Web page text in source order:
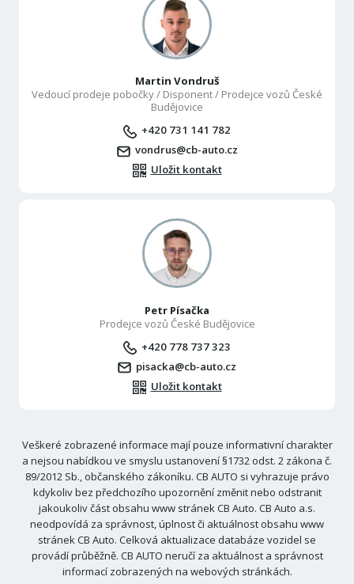
Martin Vondruš
Vedoucí prodeje pobočky / Disponent / Prodejce vozů České
Budějovice
+420 731 141 782
vondrus@cb-auto.cz
Uložit kontakt
Petr Písačka
Prodejce vozů České Budějovice
+420 778 737 323
pisacka@cb-auto.cz
Uložit kontakt
Veškeré zobrazené informace mají pouze informativní charakter
a nejsou nabídkou ve smyslu ustanovení §1732 odst. 2 zákona č.
89/2012 Sb., občanského zákoníku. CB AUTO si vyhrazuje právo
kdykoliv bez předchozího upozornění změnit nebo odstranit
jakoukoliv část obsahu www stránek CB Auto. CB Auto a.s.
neodpovídá za správnost, úplnost či aktuálnost obsahu www
stránek CB Auto. Celková aktualizace databáze vozidel se
provádí průběžně. CB AUTO neručí za aktuálnost a správnost
informací zobrazených na webových stránkách.